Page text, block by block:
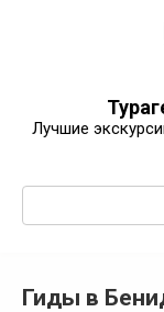
Лучшие
Гиды в